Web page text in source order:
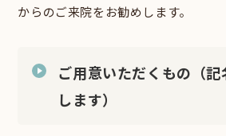
からのご来院をお勧めします。
ご用意いただくもの（
します）